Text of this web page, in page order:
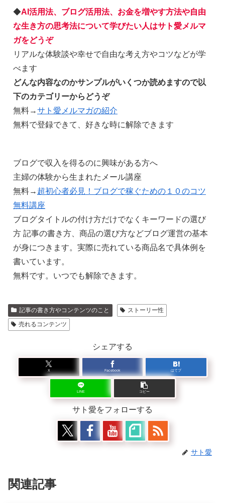
◆AI活用法、ブログ活用法、お金を増やす方法や自由
な生き方の思考法について学びたい人はサト愛メルマ
ガをどうぞ
リアルな体験談や幸せで自由な考え方やコツなどが学
べます
どんな内容なのかサンプルがいくつか読めますので以
下のカテゴリーからどうぞ
無料→サト愛メルマガの紹介
無料で登録できて、好きな時に解除できます
ブログで収入を得るのに興味がある方へ
主婦の体験から生まれたメール講座
無料→ 超初心者必見！ブログで稼ぐための１０のコツ
無料講座
ブログタイトルの付け方だけでなくキーワードの選び
方 記事の書き方、商品の選び方などブログ運営の基本
が身につきます。実際に売れている商品名で具体例を
書いています。
無料です。いつでも解除できます。
記事の書き方やコンテンツのこと
ストーリー性
売れるコンテンツ
シェアする
X Facebook はてブ
LINE コピー
サト愛をフォローする
サト愛
関連記事